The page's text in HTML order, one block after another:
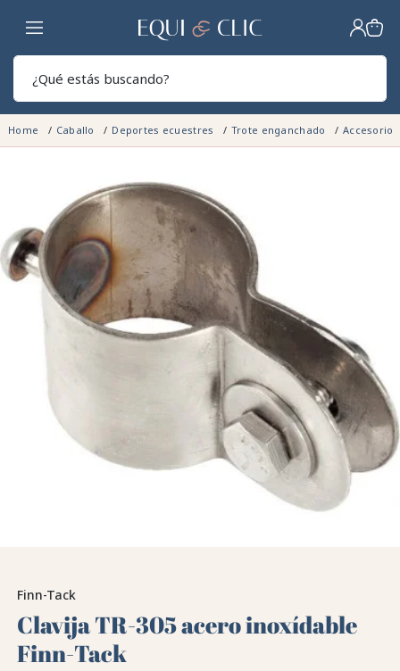
Hogar
Home Caballo Deportes ecuestres Trote enganchado
Finn-Tack
Clavija TR-305 acero inoxídable
Finn-Tack